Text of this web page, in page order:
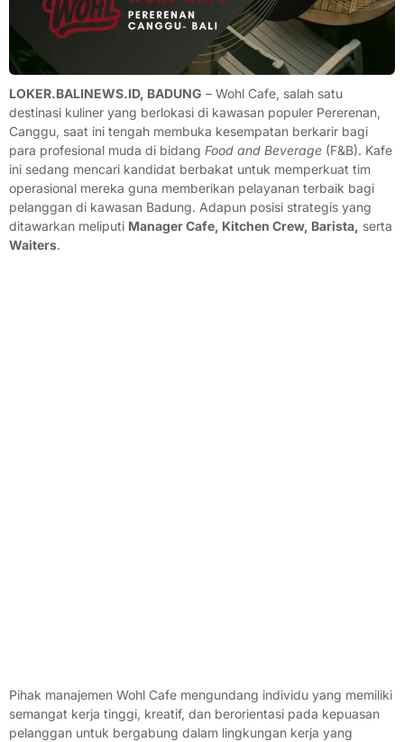
LOKER.BALINEWS.ID, BADUNG – Wohl Cafe, salah satu
destinasi kuliner yang berlokasi di kawasan populer Pererenan,
Canggu, saat ini tengah membuka kesempatan berkarir bagi
para profesional muda di bidang Food and Beverage (F&B). Kafe
ini sedang mencari kandidat berbakat untuk memperkuat tim
operasional mereka guna memberikan pelayanan terbaik bagi
pelanggan di kawasan Badung. Adapun posisi strategis yang
ditawarkan meliputi Manager Cafe, Kitchen Crew, Barista, serta
Waiters.
Pihak manajemen Wohl Cafe mengundang individu yang memiliki
semangat kerja tinggi, kreatif, dan berorientasi pada kepuasan
pelanggan untuk bergabung dalam lingkungan kerja yang